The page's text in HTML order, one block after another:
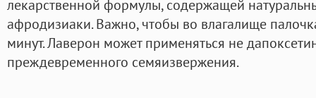
лекарственной формулы, содержащей
афродизиаки. Важно, чтобы во влагалище
минут. Лаверон может применяться не
преждевременного семяизвержения.